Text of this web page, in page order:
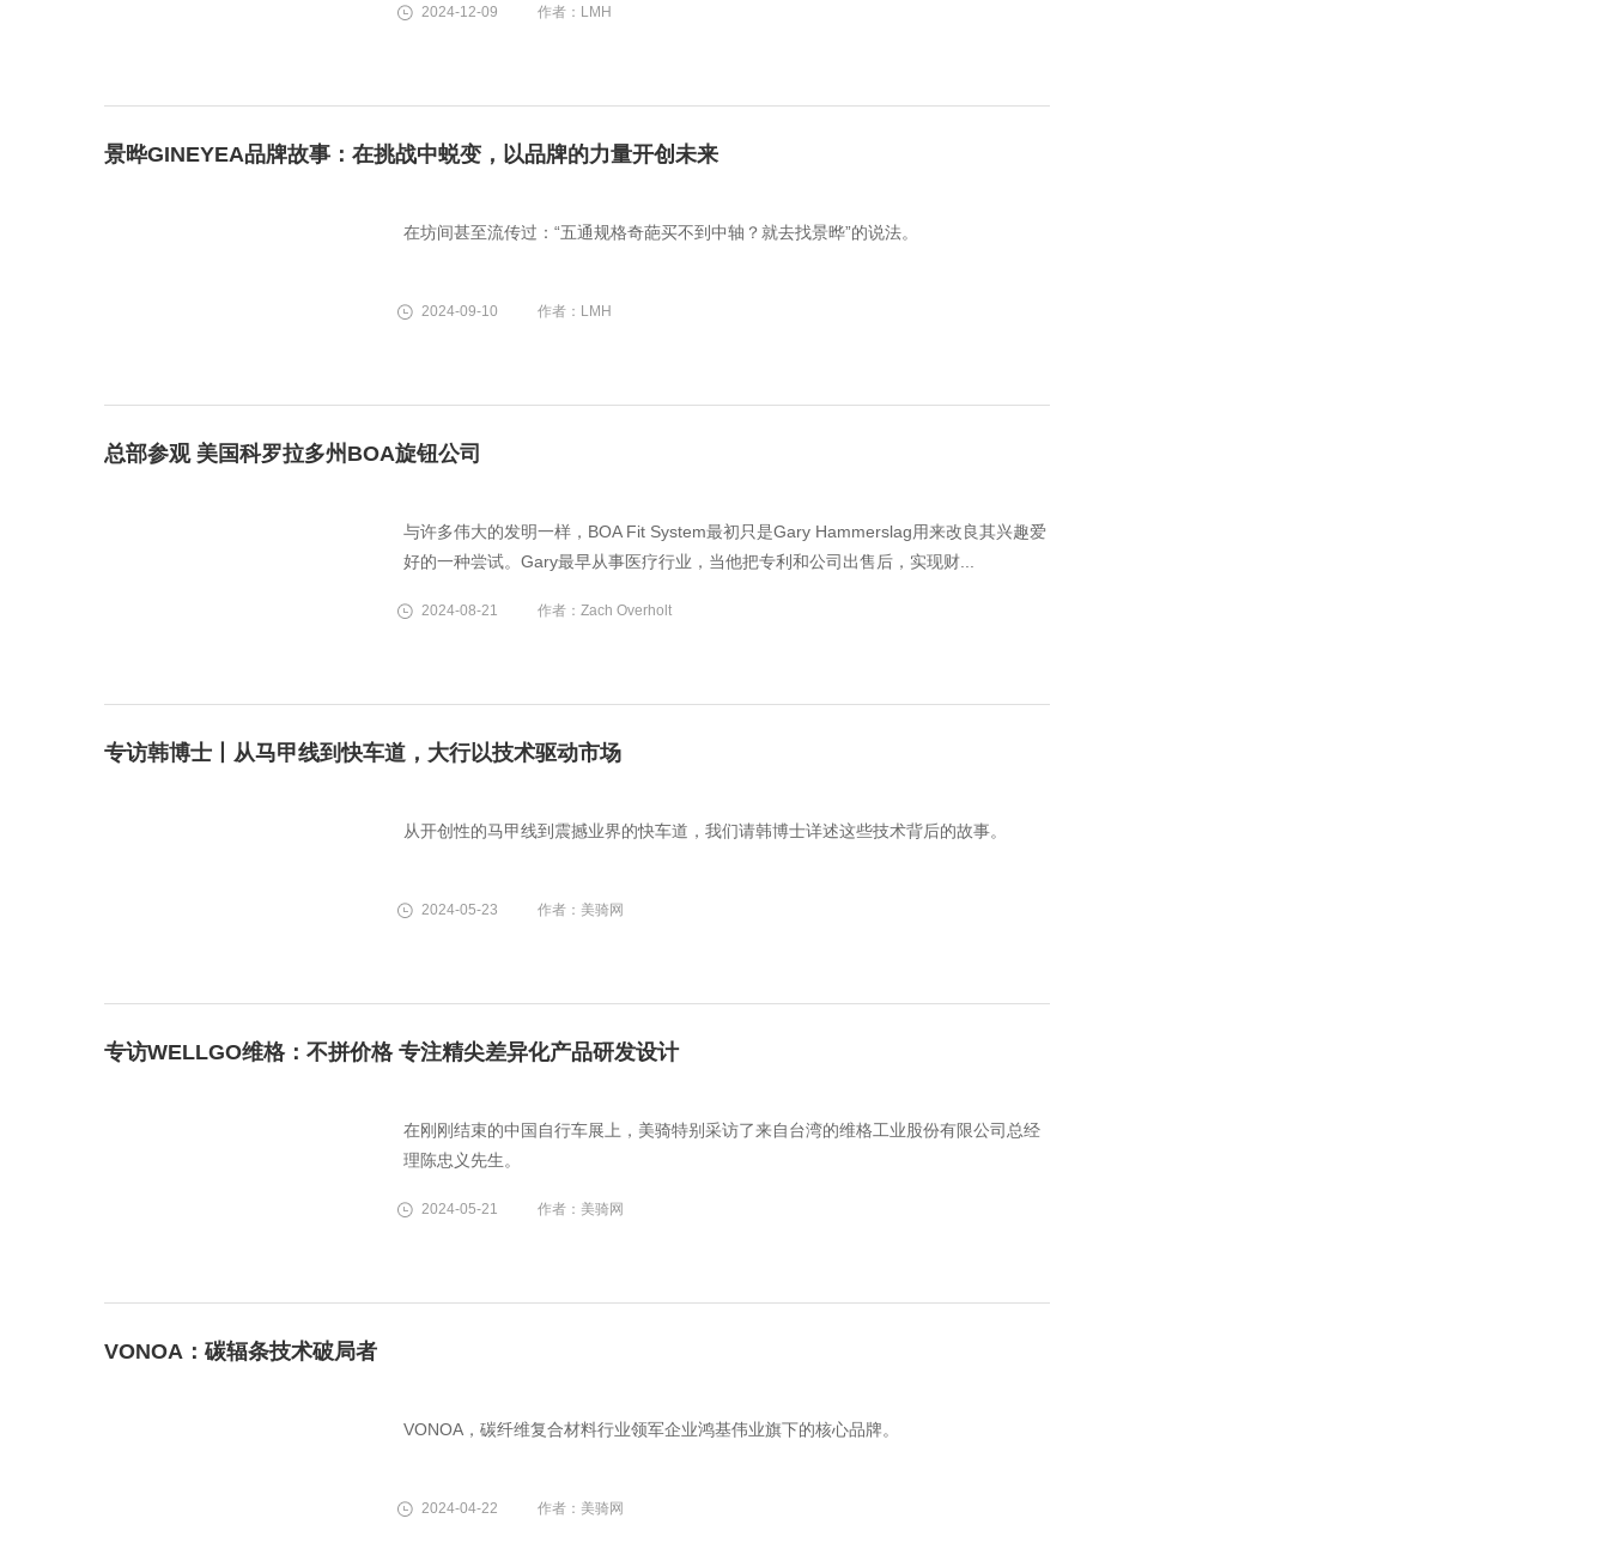
2024-12-09 作者：LMH
景晔GINEYEA品牌故事：在挑战中蜕变，以品牌的力量开创未来
在坊间甚至流传过：“五通规格奇葩买不到中轴？就去找景晔”的说法。
2024-09-10 作者：LMH
总部参观 美国科罗拉多州BOA旋钮公司
与许多伟大的发明一样，BOA Fit System最初只是Gary Hammerslag用来改良其兴趣爱
好的一种尝试。Gary最早从事医疗行业，当他把专利和公司出售后，实现财...
2024-08-21 作者：Zach Overholt
专访韩博士丨从马甲线到快车道，大行以技术驱动市场
从开创性的马甲线到震撼业界的快车道，我们请韩博士详述这些技术背后的故事。
2024-05-23 作者：美骑网
专访WELLGO维格：不拼价格 专注精尖差异化产品研发设计
在刚刚结束的中国自行车展上，美骑特别采访了来自台湾的维格工业股份有限公司总经
理陈忠义先生。
2024-05-21 作者：美骑网
VONOA：碳辐条技术破局者
VONOA，碳纤维复合材料行业领军企业鸿基伟业旗下的核心品牌。
2024-04-22 作者：美骑网